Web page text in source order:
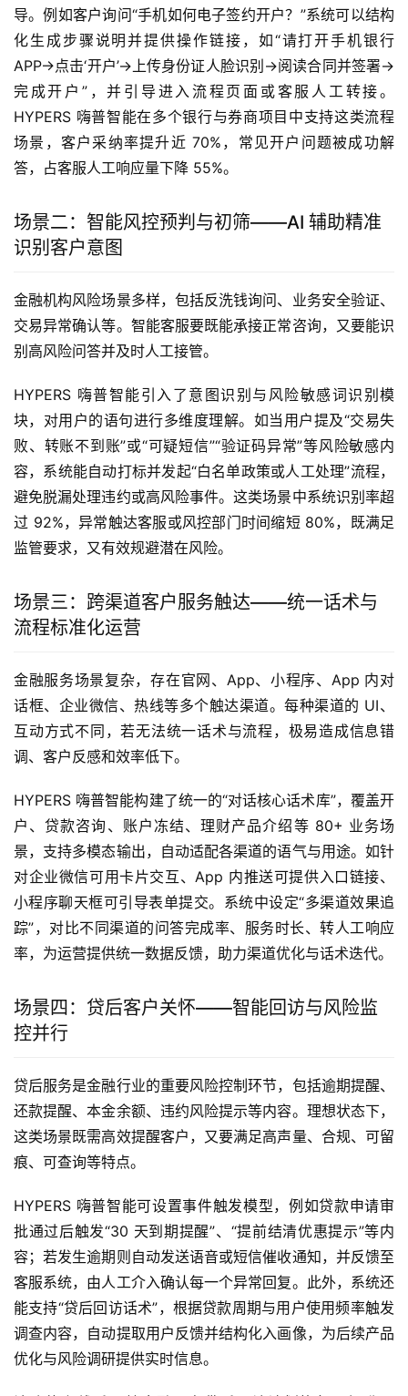
导。例如客户询问“手机如何电子签约开户？”系统可以结构
化生成步骤说明并提供操作链接，如“请打开手机银行
APP→点击‘开户’→上传身份证人脸识别→阅读合同并签署→
完成开户”，并引导进入流程页面或客服人工转接。
HYPERS 嗨普智能在多个银行与券商项目中支持这类流程
场景，客户采纳率提升近 70%，常见开户问题被成功解
答，占客服人工响应量下降 55%。
场景二：智能风控预判与初筛——AI 辅助精准
识别客户意图
金融机构风险场景多样，包括反洗钱询问、业务安全验证、
交易异常确认等。智能客服要既能承接正常咨询，又要能识
别高风险问答并及时人工接管。
HYPERS 嗨普智能引入了意图识别与风险敏感词识别模
块，对用户的语句进行多维度理解。如当用户提及“交易失
败、转账不到账”或“可疑短信”“验证码异常”等风险敏感内
容，系统能自动打标并发起“白名单政策或人工处理”流程，
避免脱漏处理违约或高风险事件。这类场景中系统识别率超
过 92%，异常触达客服或风控部门时间缩短 80%，既满足
监管要求，又有效规避潜在风险。
场景三：跨渠道客户服务触达——统一话术与
流程标准化运营
金融服务场景复杂，存在官网、App、小程序、App 内对
话框、企业微信、热线等多个触达渠道。每种渠道的 UI、
互动方式不同，若无法统一话术与流程，极易造成信息错
调、客户反感和效率低下。
HYPERS 嗨普智能构建了统一的“对话核心话术库”，覆盖开
户、贷款咨询、账户冻结、理财产品介绍等 80+ 业务场
景，支持多模态输出，自动适配各渠道的语气与用途。如针
对企业微信可用卡片交互、App 内推送可提供入口链接、
小程序聊天框可引导表单提交。系统中设定“多渠道效果追
踪”，对比不同渠道的问答完成率、服务时长、转人工响应
率，为运营提供统一数据反馈，助力渠道优化与话术迭代。
场景四：贷后客户关怀——智能回访与风险监
控并行
贷后服务是金融行业的重要风险控制环节，包括逾期提醒、
还款提醒、本金余额、违约风险提示等内容。理想状态下，
这类场景既需高效提醒客户，又要满足高声量、合规、可留
痕、可查询等特点。
HYPERS 嗨普智能可设置事件触发模型，例如贷款申请审
批通过后触发“30 天到期提醒”、“提前结清优惠提示”等内
容；若发生逾期则自动发送语音或短信催收通知，并反馈至
客服系统，由人工介入确认每一个异常回复。此外，系统还
能支持“贷后回访话术”，根据贷款周期与用户使用频率触发
调查内容，自动提取用户反馈并结构化入画像，为后续产品
优化与风险调研提供实时信息。